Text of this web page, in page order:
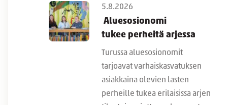
5.8.2026
Aluesosionomi
tukee perheitä arjessa
Turussa aluesosionomit
tarjoavat varhaiskasvatuksen
asiakkaina olevien lasten
perheille tukea erilaisissa arjen